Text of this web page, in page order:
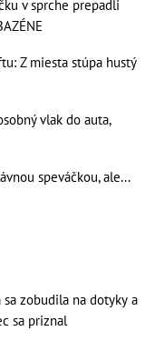
v sprche prepadli
Z miesta stúpa hustý
vlak do auta,
speváčkou, ale...
zobudila na dotyky a
sa priznal